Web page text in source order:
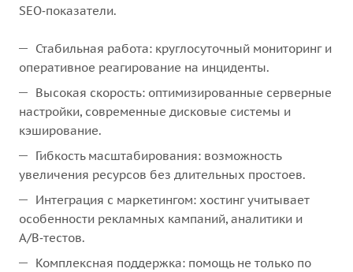
SEO‑показатели.
Стабильная работа: круглосуточный мониторинг и
оперативное реагирование на инциденты.
Высокая скорость: оптимизированные серверные
настройки, современные дисковые системы и
кэширование.
Гибкость масштабирования: возможность
увеличения ресурсов без длительных простоев.
Интеграция с маркетингом: хостинг учитывает
особенности рекламных кампаний, аналитики и
A/B‑тестов.
Комплексная поддержка: помощь не только по